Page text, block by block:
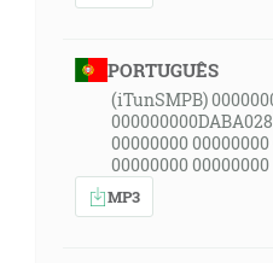
PORTUGUÊS
(iTunSMPB)
00000000
00000000 00000000
MP3